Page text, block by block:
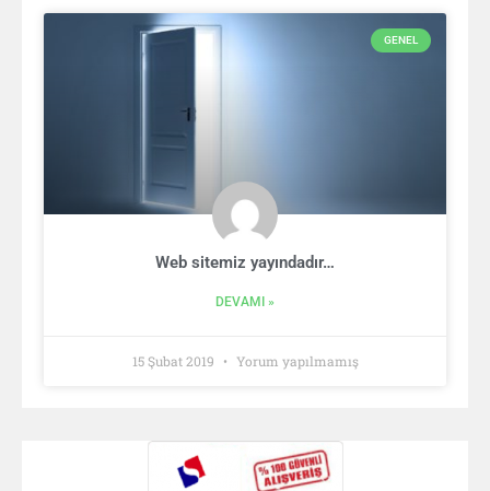
GENEL
Web sitemiz yayındadır…
DEVAMI »
15 Şubat 2019 Yorum yapılmamış